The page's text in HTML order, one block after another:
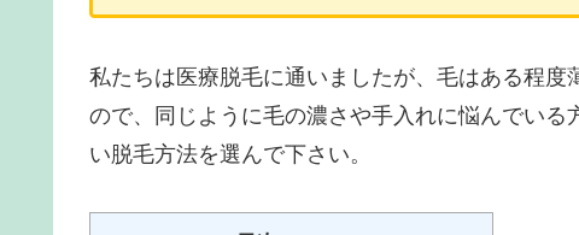
私たちは医療脱毛に通いましたが、毛はある程
ので、同じように毛の濃さや手入れに悩んでい
い脱毛方法を選んで下さい。